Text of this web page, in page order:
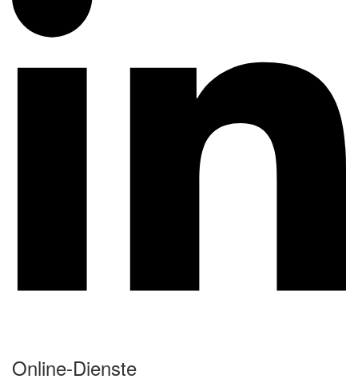
Online-Dienste